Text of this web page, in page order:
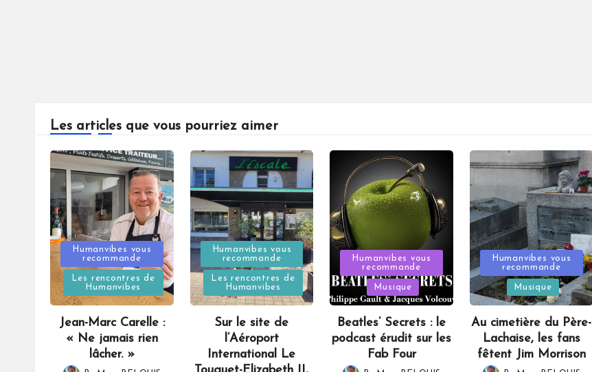
Les articles que vous pourriez aimer
Posted
in
Humanvibes vous
recommande
Les rencontres de
Humanvibes
Jean-Marc Carelle :
« Ne jamais rien
lâcher. »
Posted
in
Humanvibes vous
recommande
Les rencontres de
Humanvibes
Sur le site de
l’Aéroport
International Le
Posted
in
Humanvibes vous
recommande
Musique
Beatles’ Secrets : le
podcast érudit sur les
Fab Four
Posted
in
Humanvibes vous
recommande
Musique
Au cimetière du Père-
Lachaise, les fans
fêtent Jim Morrison